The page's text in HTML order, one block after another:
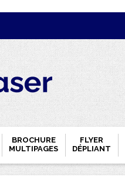
BROCHURE
MULTIPAGES
FLYER
DÉPLIANT